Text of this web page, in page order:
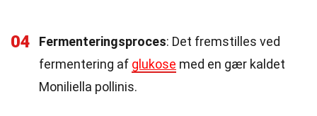
04 Fermenteringsproces: Det fremstilles ved
fermentering af glukose med en gær kaldet
Moniliella pollinis.